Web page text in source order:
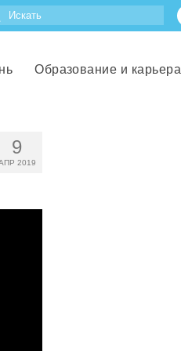
Образование и карьера
9
2019